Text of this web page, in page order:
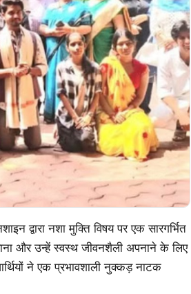
द्वारा नशा मुक्ति विषय पर एक सारगर्भित
और उन्हें स्वस्थ जीवनशैली अपनाने के लिए
ने एक प्रभावशाली नुक्कड़ नाटक